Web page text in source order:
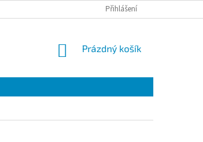
Přihlášení
NÁKUPNÍ
Prázdný košík